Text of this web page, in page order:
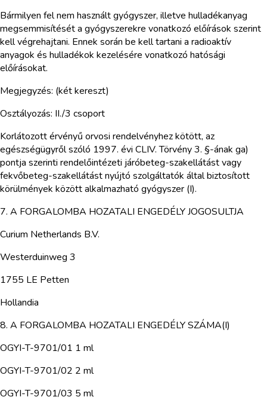
Bármilyen fel nem használt gyógyszer, illetve hulladékanyag
megsemmisítését a gyógyszerekre vonatkozó előírások szerint
kell végrehajtani. Ennek során be kell tartani a radioaktív
anyagok és hulladékok kezelésére vonatkozó hatósági
előírásokat.
Megjegyzés: (két kereszt)
Osztályozás: II./3 csoport
Korlátozott érvényű orvosi rendelvényhez kötött, az
egészségügyről szóló 1997. évi CLIV. Törvény 3. §-ának ga)
pontja szerinti rendelőintézeti járóbeteg-szakellátást vagy
fekvőbeteg-szakellátást nyújtó szolgáltatók által biztosított
körülmények között alkalmazható gyógyszer (I).
7. A FORGALOMBA HOZATALI ENGEDÉLY JOGOSULTJA
Curium Netherlands B.V.
Westerduinweg 3
1755 LE Petten
Hollandia
8. A FORGALOMBA HOZATALI ENGEDÉLY SZÁMA(I)
OGYI-T-9701/01 1 ml
OGYI-T-9701/02 2 ml
OGYI-T-9701/03 5 ml